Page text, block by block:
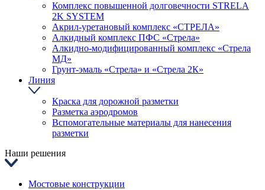
Комплекс повышенной долговечности STRELA
2K SYSTEM
Акрил-уретановый комплекс «СТРЕЛА»
Алкидный комплекс ПФС «Стрела»
Алкидно-модифицированный комплекс «Стрела
МД»
Грунт-эмаль «Стрела» и «Стрела 2К»
Линия
Краска для дорожной разметки
Разметка аэродромов
Вспомогательные материалы для нанесения
разметки
Наши решения
Мостовые конструкции